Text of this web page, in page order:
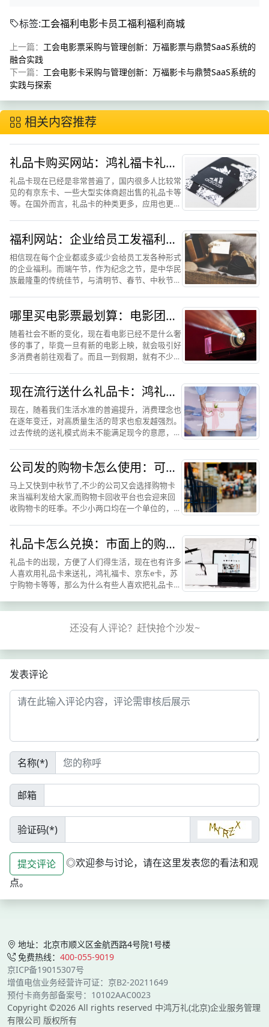
标签:工会福利电影卡员工福利福利商城
上一篇： 工会电影票采购与管理创新：万福影票与鼎赞SaaS系统的
融合实践
下一篇： 工会电影卡采购与管理创新：万福影卡与鼎赞SaaS系统的
实践与探索
相关内容推荐
礼品卡购买网站：鸿礼福卡礼品
卡解读
礼品卡现在已经是非常普遍了，国内很多人比较常
见的有京东卡、一些大型实体商超出售的礼品卡等
等。在国外而言，礼品卡的种类更多，应用也更加
的场所或者平台购买一...
福利网站：企业给员工发福利什
么最合适
相信现在每个企业都或多或少会给员工发各种形式
的企业福利。而端午节，作为纪念之节，是中华民
族最隆重的传统佳节，与清明节、春节、中秋节并
员工的端午节福利上多...
哪里买电影票最划算：电影团购
网用鸿礼福卡这样团购订票
随着社会不断的变化，现在看电影已经不是什么奢
侈的事了，毕竟一旦有新的电影上映，就会吸引好
多消费者前往观看了。而且一到假期，就有不少电
提前在网上买电影票以...
现在流行送什么礼品卡：鸿礼福
卡礼品卡成为香饽饽的原因
现在，随着我们生活水准的普遍提升，消费理念也
在逐年变迁，对高质量生活的苛求也愈发越强烈。
过去传统的送礼模式尚未不能满足现今的意愿，人
优雅、更高调的礼物...
公司发的购物卡怎么使用：可以
参考鸿礼福卡购物卡的使用方法
马上又快到中秋节了,不少的公司又会选择购物卡
来当福利发给大家,而购物卡回收平台也会迎来回
收购物卡的旺季。不少小两口均在一个单位的，两
不完那么多卡。 总体...
礼品卡怎么兑换：市面上的购物
卡兑换方法和鸿礼福卡类似
礼品卡的出现，方便了人们得生活，现在也有许多
人喜欢用礼品卡来送礼，鸿礼福卡、京东e卡，苏
宁购物卡等等，那么为什么有些人喜欢把礼品卡送
发表评论
名称(*)
邮箱
验证码(*)
提交评论
◎欢迎参与讨论，请在这里发表您的看法和观
点。
地址：北京市顺义区金航西路4号院1号楼
免费热线： 400-055-9019
京ICP备19015307号
增值电信业务经营许可证：京B2-20211649
预付卡商务部备案号：10102AAC0023
Copyright ©2026 All rights reserved 中鸿万礼(北京)企业服务管理
有限公司 版权所有